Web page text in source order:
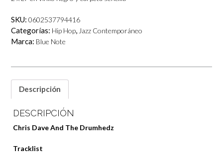
SKU: 0602537794416
Categorías: Hip Hop, Jazz Contemporáneo
Marca: Blue Note
Descripción
DESCRIPCIÓN
Chris Dave And The Drumhedz
Tracklist